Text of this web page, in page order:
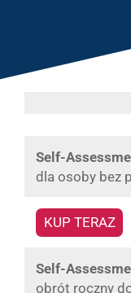
Self-
dla osoby bez
KUP TERAZ
Self-
obrót roczny